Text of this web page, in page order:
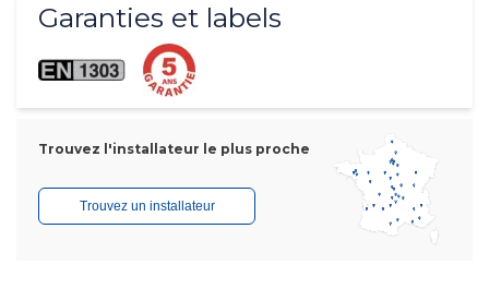
Garanties et labels
Trouvez l'installateur le plus proche
Trouvez un installateur